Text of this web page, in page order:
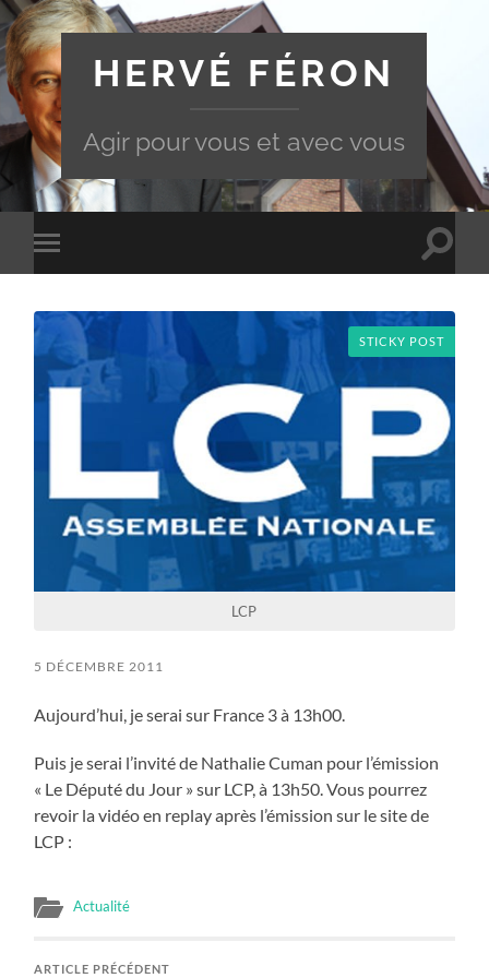
HERVÉ FÉRON
Agir pour vous et avec vous
Toggle
mobile
Toggle
STICKY POST
LCP
5 DÉCEMBRE 2011
Aujourd’hui, je serai sur France 3 à 13h00.
Puis je serai l’invité de Nathalie Cuman pour l’émission
« Le Député du Jour » sur LCP, à 13h50. Vous pourrez
revoir la vidéo en replay après l’émission sur le site de
LCP :
Actualité
ARTICLE PRÉCÉDENT